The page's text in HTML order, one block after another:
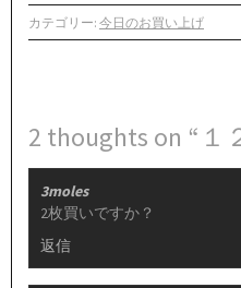
カテゴリー: 今日のお買い上げ
2 thoughts on “１
3moles
2枚買いですか？
返信